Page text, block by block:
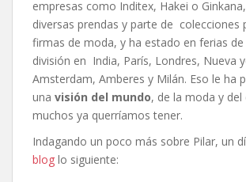
empresas como Inditex, Hakei o
diversas prendas y parte de colecciones
firmas de moda, y ha estado en ferias
división en India, París, Londres, Nueva
Amsterdam, Amberes y Milán. Eso le ha
una visión del mundo, de la moda y del
muchos ya querríamos tener.
Indagando un poco más sobre Pilar, un
blog lo siguiente: